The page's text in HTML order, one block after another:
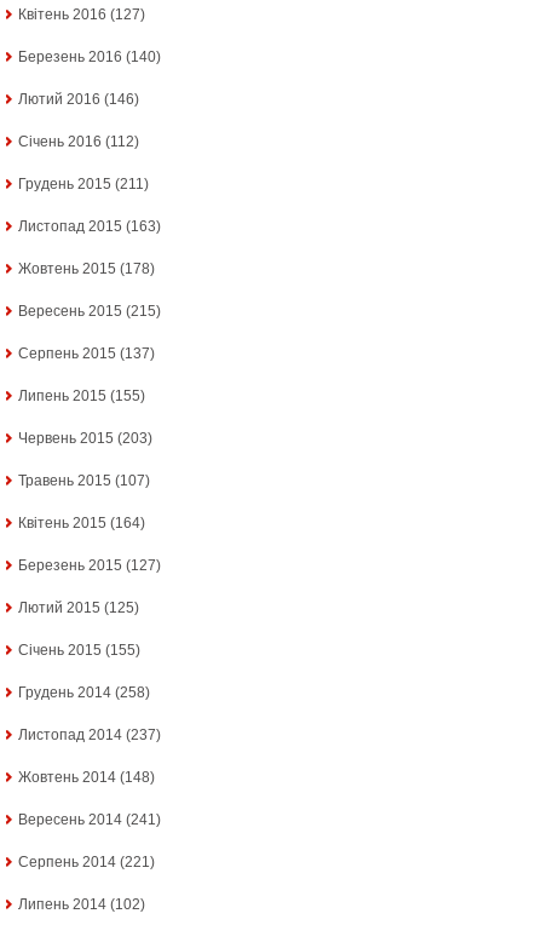
Квітень 2016 (127)
Березень 2016 (140)
Лютий 2016 (146)
Січень 2016 (112)
Грудень 2015 (211)
Листопад 2015 (163)
Жовтень 2015 (178)
Вересень 2015 (215)
Серпень 2015 (137)
Липень 2015 (155)
Червень 2015 (203)
Травень 2015 (107)
Квітень 2015 (164)
Березень 2015 (127)
Лютий 2015 (125)
Січень 2015 (155)
Грудень 2014 (258)
Листопад 2014 (237)
Жовтень 2014 (148)
Вересень 2014 (241)
Серпень 2014 (221)
Липень 2014 (102)